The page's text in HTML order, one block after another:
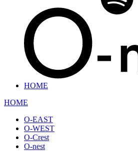
HOME
HOME
O-EAST
O-WEST
O-Crest
O-nest